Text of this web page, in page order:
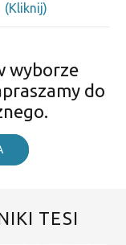
(Kliknij)
wyborze
do
TESI